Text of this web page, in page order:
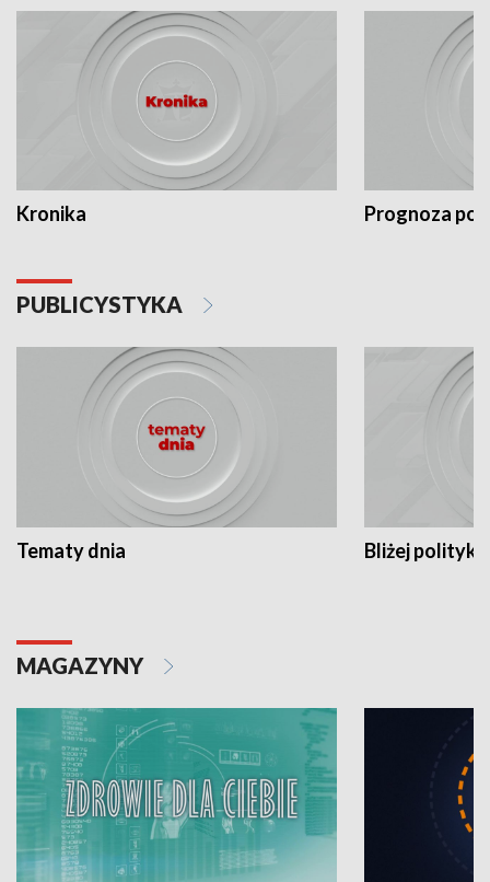
Kronika Prognoza
PUBLICYSTYKA
Tematy dnia Bliżej polityki
MAGAZYNY